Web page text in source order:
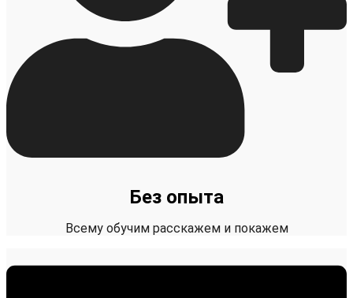
Без опыта
Всему обучим расскажем и покажем